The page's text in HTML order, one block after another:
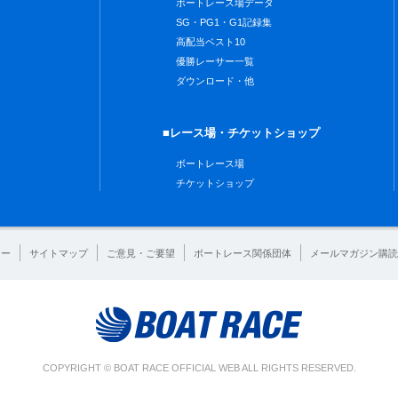
ボートレース場データ
SG・PG1・G1記録集
高配当ベスト10
優勝レーサー一覧
ダウンロード・他
■レース場・チケットショップ
ボートレース場
チケットショップ
サイトマップ ご意見・ご要望 ボートレース関係団体 メールマガジン購読
COPYRIGHT © BOAT RACE OFFICIAL WEB ALL RIGHTS RESERVED.